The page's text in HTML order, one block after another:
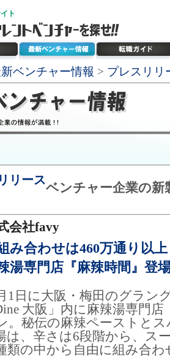
ト
ベンチャー情報 > プレスリリ
リース
ベンチャー企業の新
会社favy
組み合わせは460万通り以
湯専門店『麻辣時間』登
1日に大阪・梅田のグラン
大阪」内に麻辣湯専門
。秘伝の麻辣ペーストと
は、辛さは6段階から、ス
類の中から自由に組み合わ